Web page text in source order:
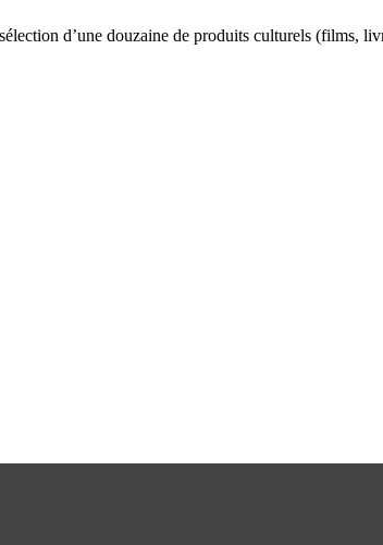
d’une douzaine de produits culturels (films,